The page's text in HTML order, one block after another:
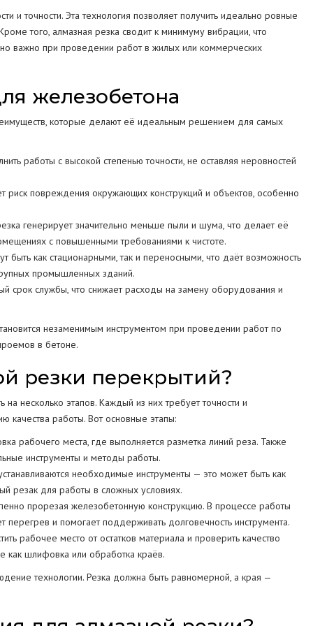
и точности. Эта технология позволяет получить идеально ровные
того, алмазная резка сводит к минимуму вибрации, что
важно при проведении работ в жилых или коммерческих
железобетона
которые делают её идеальным решением для самых
работы с высокой степенью точности, не оставляя неровностей
риск повреждения окружающих конструкций и объектов, особенно
генерирует значительно меньше пыли и шума, что делает её
с повышенными требованиями к чистоте.
быть как стационарными, так и переносными, что даёт возможность
промышленных зданий.
срок службы, что снижает расходы на замену оборудования и
незаменимым инструментом при проведении работ по
в бетоне.
резки перекрытий?
несколько этапов. Каждый из них требует точности и
качества работы. Вот основные этапы:
рабочего места, где выполняется разметка линий реза. Также
инструменты и методы работы.
необходимые инструменты — это может быть как
резак для работы в сложных условиях.
прорезая железобетонную конструкцию. В процессе работы
и помогает поддерживать долговечность инструмента.
рабочее место от остатков материала и проверить качество
как шлифовка или обработка краёв.
технологии. Резка должна быть равномерной, а края —